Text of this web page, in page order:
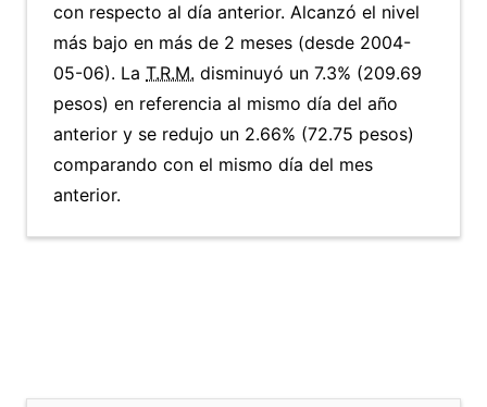
con respecto al día anterior. Alcanzó el nivel
más bajo en más de 2 meses (desde 2004-
05-06). La T.R.M. disminuyó un 7.3% (209.69
pesos) en referencia al mismo día del año
anterior y se redujo un 2.66% (72.75 pesos)
comparando con el mismo día del mes
anterior.